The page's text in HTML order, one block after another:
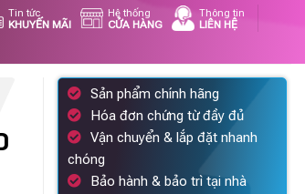
Tin tức
KHUYẾN MÃI
Hệ thống
CỬA HÀNG
Thông tin
LIÊN HỆ
Sản phẩm chính hãng
Hóa đơn chứng từ đầy đủ
Vận chuyển & lắp đặt nhanh
chóng
Bảo hành & bảo trì tại nhà